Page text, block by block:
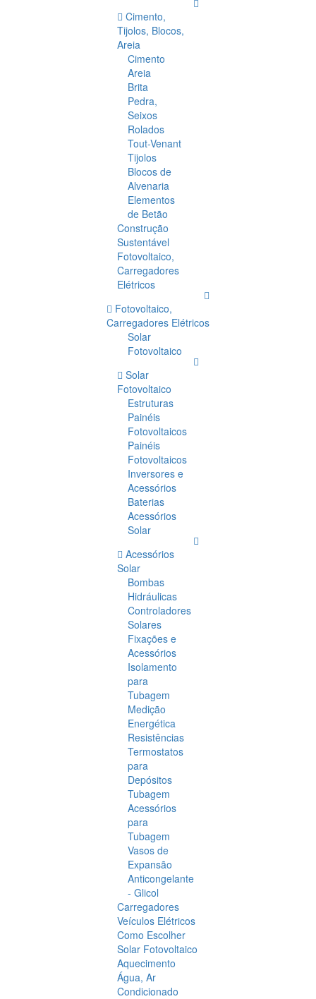
Cimento,
Tijolos, Blocos,
Areia
Cimento
Areia
Brita
Pedra,
Seixos
Rolados
Tout-Venant
Tijolos
Blocos de
Alvenaria
Elementos
de Betão
Construção
Sustentável
Fotovoltaico,
Carregadores
Elétricos
Fotovoltaico,
Carregadores Elétricos
Solar
Fotovoltaico
Solar
Fotovoltaico
Estruturas
Painéis
Fotovoltaicos
Painéis
Fotovoltaicos
Inversores e
Acessórios
Baterias
Acessórios
Solar
Acessórios
Solar
Bombas
Hidráulicas
Controladores
Solares
Fixações e
Acessórios
Isolamento
para
Tubagem
Medição
Energética
Resistências
Termostatos
para
Depósitos
Tubagem
Acessórios
para
Tubagem
Vasos de
Expansão
Anticongelante
- Glicol
Carregadores
Veículos Elétricos
Como Escolher
Solar Fotovoltaico
Aquecimento
Água, Ar
Condicionado